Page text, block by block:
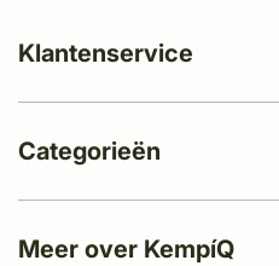
Meer over KempíQ
Klantenservice
Categorieën